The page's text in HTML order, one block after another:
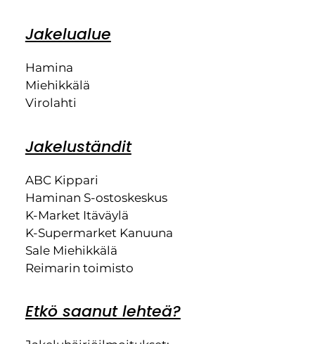
Jakelualue
Hamina
Miehikkälä
Virolahti
Jakeluständit
ABC Kippari
Haminan S-ostoskeskus
K-Market Itäväylä
K-Supermarket Kanuuna
Sale Miehikkälä
Reimarin toimisto
Etkö saanut lehteä?